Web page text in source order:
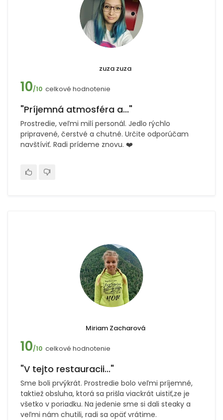
zuza zuza
10/10 celkové hodnotenie
"Príjemná atmosféra a..."
Prostredie, veľmi milí personál. Jedlo rýchlo
pripravené, čerstvé a chutné. Určite odporúčam
navštíviť. Radi prídeme znovu. ❤️
Miriam Zacharová
10/10 celkové hodnotenie
"V tejto restauracii..."
Sme boli prvýkrát. Prostredie bolo veľmi príjemné,
taktiež obsluha, ktorá sa prišla viackrát uistiť,ze je
všetko v poriadku. Na jedenie sme si dali steaky a
veľmi nám chutili, radi sa opäť vrátime.